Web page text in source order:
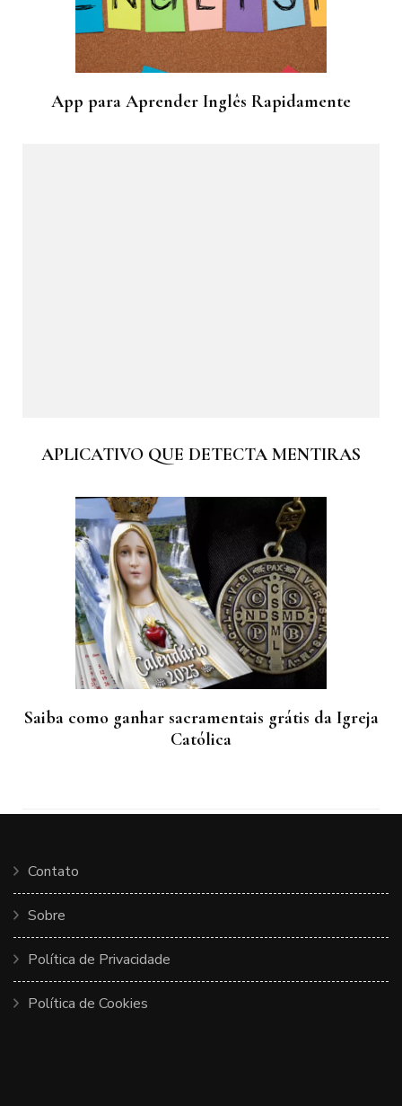
App para Aprender Inglês Rapidamente
APLICATIVO QUE DETECTA MENTIRAS
Saiba como ganhar sacramentais grátis da Igreja
Católica
Contato
Sobre
Política de Privacidade
Política de Cookies